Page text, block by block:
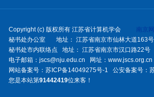
Copyright (c) 版权所有 江苏省计算机学会
南京
秘书处办公室 地址： 江苏省南京市仙林大道163
秘书处市内联络点 地址： 江苏省南京市汉口路22
电子邮箱：jscs@nju.edu.cn 网址：
网站备案号： 苏ICP备14049275号-1 公安备案号：
您是本站第91442419位来客！